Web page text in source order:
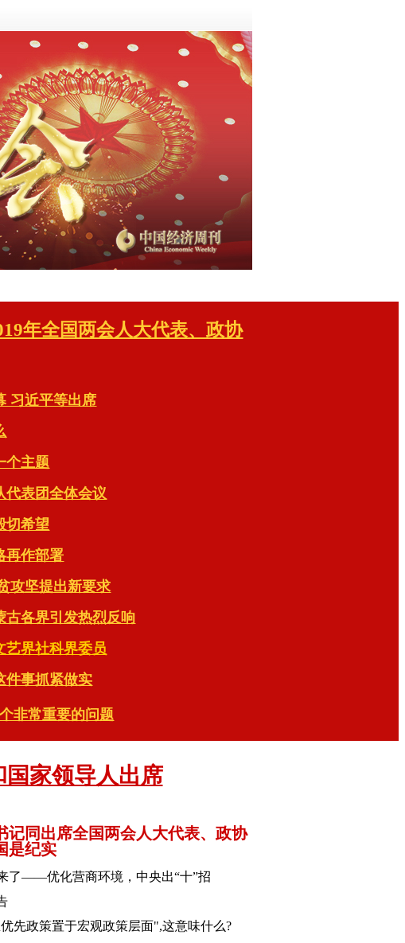
年全国两会人大代表、政协
习近平等出席
个主题
代表团全体会议
切希望
再作部署
攻坚提出新要求
古各界引发热烈反响
艺界社科界委员
件事抓紧做实
非常重要的问题
家领导人出席
记同出席全国两会人大代表、政协
是纪实
了——优化营商环境，中央出“十”招
先政策置于宏观政策层面",这意味什么?